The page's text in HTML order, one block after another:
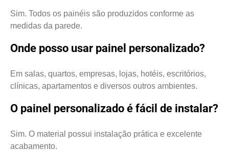
Sim. Todos os painéis são produzidos conforme as
medidas da parede.
Onde posso usar painel personalizado?
Em salas, quartos, empresas, lojas, hotéis, escritórios,
clínicas, apartamentos e diversos outros ambientes.
O painel personalizado é fácil de instalar?
Sim. O material possui instalação prática e excelente
acabamento.